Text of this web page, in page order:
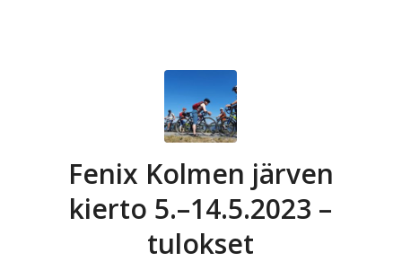
Fenix Kolmen järven
kierto 5.–14.5.2023 –
tulokset